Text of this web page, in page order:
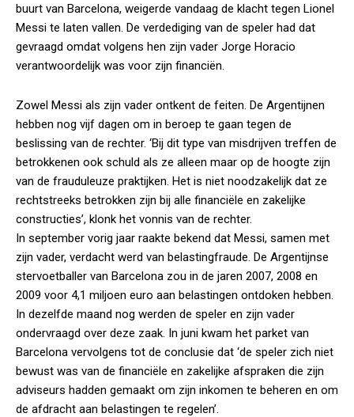
buurt van Barcelona, weigerde vandaag de klacht tegen Lionel
Messi te laten vallen. De verdediging van de speler had dat
gevraagd omdat volgens hen zijn vader Jorge Horacio
verantwoordelijk was voor zijn financiën.
Zowel Messi als zijn vader ontkent de feiten. De Argentijnen
hebben nog vijf dagen om in beroep te gaan tegen de
beslissing van de rechter. ‘Bij dit type van misdrijven treffen de
betrokkenen ook schuld als ze alleen maar op de hoogte zijn
van de frauduleuze praktijken. Het is niet noodzakelijk dat ze
rechtstreeks betrokken zijn bij alle financiële en zakelijke
constructies’, klonk het vonnis van de rechter.
In september vorig jaar raakte bekend dat Messi, samen met
zijn vader, verdacht werd van belastingfraude. De Argentijnse
stervoetballer van Barcelona zou in de jaren 2007, 2008 en
2009 voor 4,1 miljoen euro aan belastingen ontdoken hebben.
In dezelfde maand nog werden de speler en zijn vader
ondervraagd over deze zaak. In juni kwam het parket van
Barcelona vervolgens tot de conclusie dat ‘de speler zich niet
bewust was van de financiële en zakelijke afspraken die zijn
adviseurs hadden gemaakt om zijn inkomen te beheren en om
de afdracht aan belastingen te regelen’.